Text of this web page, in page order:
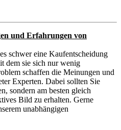
und Erfahrungen von
schwer eine Kaufentscheidung
dem sie sich nur wenig
schaffen die Meinungen und
Experten. Dabei sollten Sie
sondern am besten gleich
Bild zu erhalten. Gerne
unabhängigen